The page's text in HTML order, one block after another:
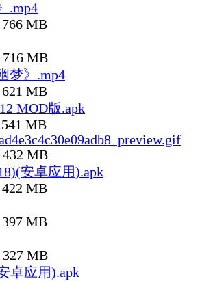
.mp4
766 MB
716 MB
梦》.mp4
621 MB
MOD版.apk
541 MB
432 MB
安卓应用).apk
422 MB
397 MB
327 MB
卓应用).apk